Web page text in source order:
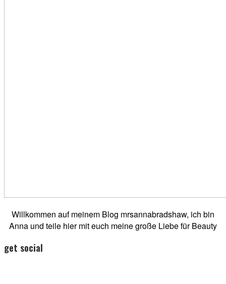
Willkommen auf meinem Blog mrsannabradshaw, ich bin
Anna und teile hier mit euch meine große Liebe für Beauty
get social